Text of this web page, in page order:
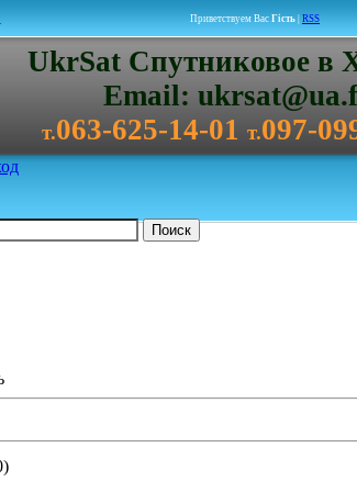
Приветствуем Вас Гість RSS
UkrSat Спутниковое в
Email:
т.063-625-14-01 т.097-